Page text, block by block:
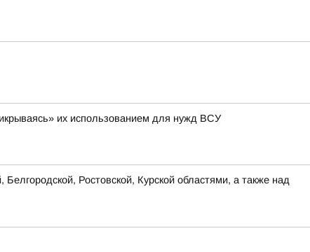
их использованием для нужд ВСУ
Ростовской, Курской областями, а также над